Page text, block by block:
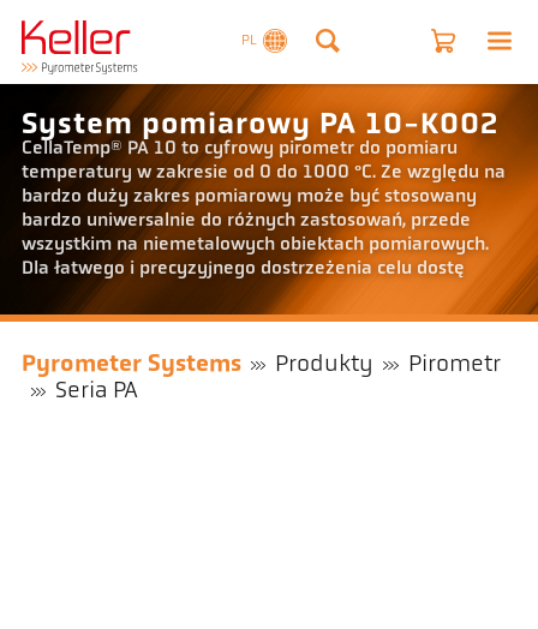
PL
System pomiarowy PA 10-K002
CellaTemp® PA 10 to cyfrowy pirometr do pomiaru
temperatury w zakresie od 0 do 1000 °C. Ze względu na
bardzo duży zakres pomiarowy może być stosowany
bardzo uniwersalnie do różnych zastosowań, przede
wszystkim na niemetalowych obiektach pomiarowych.
Dla łatwego i precyzyjnego dostrzeżenia celu dostę
Pyrometer Systems Produkty
Pirometr
Seria PA